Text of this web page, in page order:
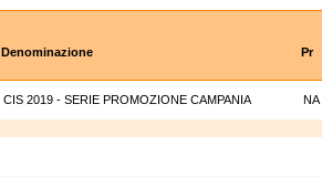
Denominazione Pr
CIS 2019 - SERIE PROMOZIONE CAMPANIA NA